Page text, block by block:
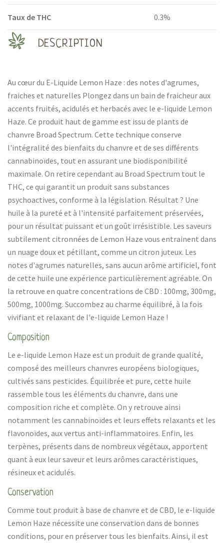
Taux de THC 0.3%
DESCRIPTION
Au cœur du E-Liquide Lemon Haze : des notes d'agrumes,
fraiches et naturelles Plongez dans un bain de fraicheur aux
accents fruités, acidulés et herbacés avec le e-liquide Lemon
Haze. Ce produit haut de gamme est issu de plants de
chanvre Broad Spectrum. Cette technique conserve
l'intégralité des bienfaits du chanvre et de ses différents
cannabinoïdes, tout en assurant une biodisponibilité
maximale. On retire cependant au Broad Spectrum tout le
THC, ce qui garantit un produit sans substances
psychoactives, conforme à la législation. Résultat ? Une
huile à la pureté et à l'intensité parfaitement préservées,
pour un résultat puissant et un goût irrésistible. Les saveurs
subtilement citronnées de Lemon Haze vous entrainent dans
un nuage doux et pétillant, comme un citron juteux. Les
notes d'agrumes naturelles, sans aucun arôme artificiel, font
de cette huile une expérience particulièrement agréable. On
la retrouve en quatre concentrations de CBD : 100mg, 300mg,
500mg, 1000mg. Succombez au charme équilibré, à la fois
vivifiant et relaxant de l'e-liquide Lemon Haze !
Composition
Le e-liquide Lemon Haze est un produit de grande qualité,
composé des meilleurs chanvres européens biologiques,
cultivés sans pesticides. Équilibrée et pure, cette huile
rassemble tous les éléments du chanvre, dans une
composition riche et complète. On y retrouve ainsi
notamment les cannabinoïdes et leurs effets relaxants et les
flavonoïdes, aux vertus anti-inflammatoires. Enfin, les
terpènes, présents dans de nombreux végétaux, apportent
quant à eux leur saveur et leurs arômes caractéristiques,
résineux et acidulés.
Conservation
Comme tout produit à base de chanvre et de CBD, le e-liquide
Lemon Haze nécessite une conservation dans de bonnes
conditions, pour en préserver tous les bienfaits. Ainsi, il est